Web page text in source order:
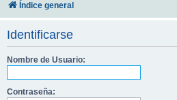
Índice general
Identificarse
Nombre de Usuario:
Contraseña: